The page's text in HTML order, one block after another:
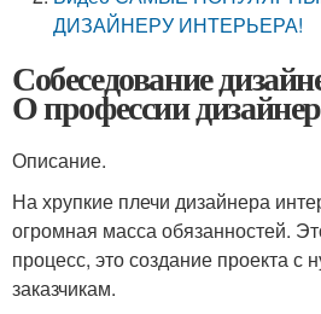
ДИЗАЙНЕРУ ИНТЕРЬЕРА!
Собеседование
О профессии
Описание.
На хрупкие плечи дизайнера
огромная масса обязанностей.
процесс, это создание проекта с
заказчикам.